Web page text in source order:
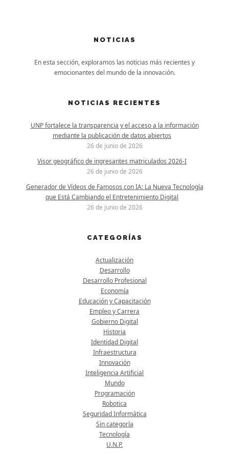
NOTICIAS
En esta sección, exploramos las noticias más recientes y
emocionantes del mundo de la innovación.
NOTICIAS RECIENTES
UNP fortalece la transparencia y el acceso a la información
mediante la publicación de datos abiertos
26 de junio de 2026
Visor geográfico de ingresantes matriculados 2026-I
26 de junio de 2026
Generador de Vídeos de Famosos con IA: La Nueva Tecnología
que Está Cambiando el Entretenimiento Digital
26 de junio de 2026
CATEGORÍAS
Actualización
Desarrollo
Desarrollo Profesional
Economía
Educación y Capacitación
Empleo y Carrera
Gobierno Digital
Historia
Identidad Digital
Infraestructura
Innovación
Inteligencia Artificial
Mundo
Programación
Robotica
Seguridad Informática
Sin categoría
Tecnología
U.N.P.